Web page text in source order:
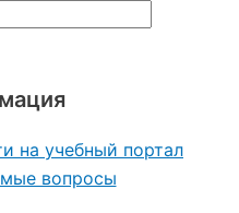
на учебный портал
вопросы